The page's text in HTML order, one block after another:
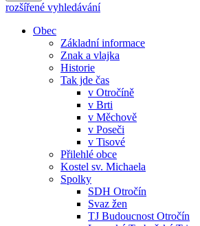
rozšířené vyhledávání
Obec
Základní informace
Znak a vlajka
Historie
Tak jde čas
v Otročíně
v Brti
v Měchově
v Poseči
v Tisové
Přilehlé obce
Kostel sv. Michaela
Spolky
SDH Otročín
Svaz žen
TJ Budoucnost Otročín